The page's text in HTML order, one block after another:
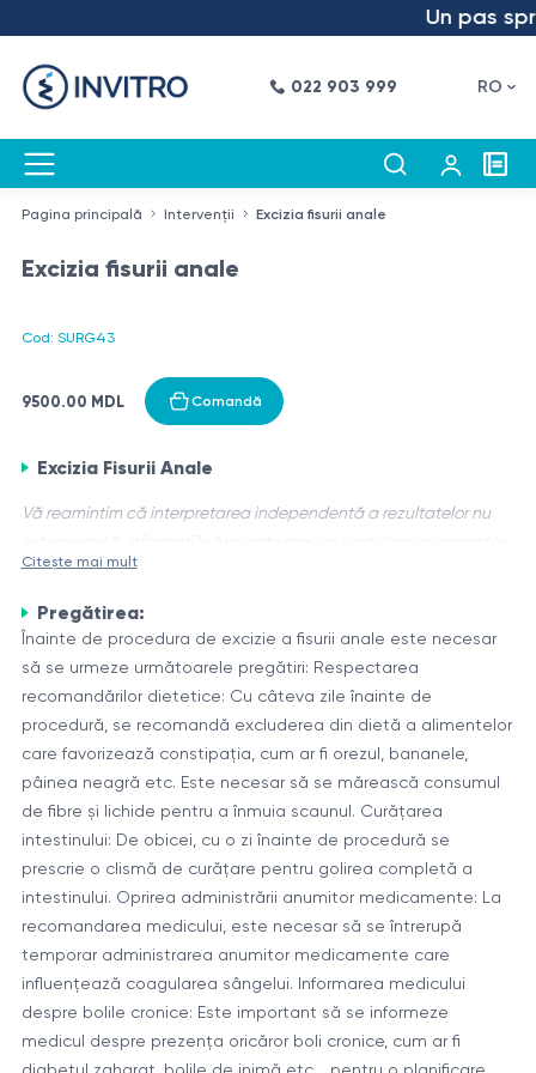
Un pas
022 903 999 RO
Pagina principală Intervenții Excizia fisurii anale
Excizia fisurii anale
Cod: SURG43
9500.00 MDL Comandă
Excizia Fisurii Anale
Vă reamintim că interpretarea independentă a rezultatelor nu
de referință
Fisura anală reprezintă o fisură sau ruptură liniară în zona
anală, care apare de obicei ca urmare a efortului excesiv în
timpul defecației. Aceasta este o afecțiune destul de
frecventă, care poate provoca dureri severe, sângerări și
disconfort. În cazurile severe, când tratamentul conservator
nu ajută, poate fi necesară intervenția chirurgicală – excizia
fisurii anale.
Excizia fisurii anale este o mică operație chirurgicală
efectuată sub anestezie generală sau locală. În timpul
procedurii, chirurgul îndepărtează fisura și o parte din
țesuturile înconjurătoare, inclusiv mușchii sfincterului. Aceasta
permite eliminarea sursei durerii și sângerării, precum și
îmbunătățirea circulației sângelui în zona de vindecare.
Principalele etape ale procedurii:
Pregătirea pacientului, inclusiv curățarea intestinului
Administrarea anesteziei
Vizualizarea și accesul la zona anală
Excizia fisurii anale și a țesuturilor înconjurătoare
Oprirea sângerării și aplicarea suturilor
Citește mai mult
Pregătirea:
Înainte de procedura de excizie a fisurii anale este necesar
să se urmeze următoarele pregătiri: Respectarea
recomandărilor dietetice: Cu câteva zile înainte de
procedură, se recomandă excluderea din dietă a alimentelor
care favorizează constipația, cum ar fi orezul, bananele,
pâinea neagră etc. Este necesar să se mărească consumul
de fibre și lichide pentru a înmuia scaunul. Curățarea
intestinului: De obicei, cu o zi înainte de procedură se
prescrie o clismă de curățare pentru golirea completă a
intestinului. Oprirea administrării anumitor medicamente: La
recomandarea medicului, este necesar să se întrerupă
temporar administrarea anumitor medicamente care
influențează coagularea sângelui. Informarea medicului
despre bolile cronice: Este important să se informeze
medicul despre prezența oricăror boli cronice, cum ar fi